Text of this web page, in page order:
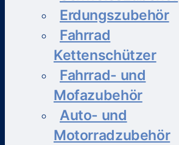
Erdungszubehör
Fahrrad
Kettenschützer
Fahrrad- und
Mofazubehör
Auto- und
Motorradzubehör